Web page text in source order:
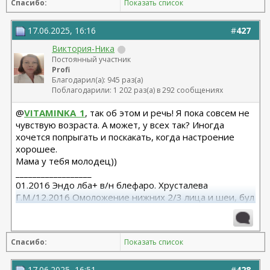
Спасибо: Показать список
#427
17.06.2025, 16:16
Виктория-Ника
Постоянный участник
Profi
Благодарил(а): 945 раз(а)
Поблагодарили: 1 202 раз(а) в 292 сообщениях
@VITAMINKA_1, так об этом и речь! Я пока совсем не
чувствую возраста. А может, у всех так? Иногда
хочется попрыгать и поскакать, когда настроение
хорошее.
Мама у тебя молодец))
01.2016 Эндо лба+ в/н блефаро. Хрусталева
Г.М./12.2016 Омоложение нижних 2/3 лица и шеи, бул
Спасибо: Показать список